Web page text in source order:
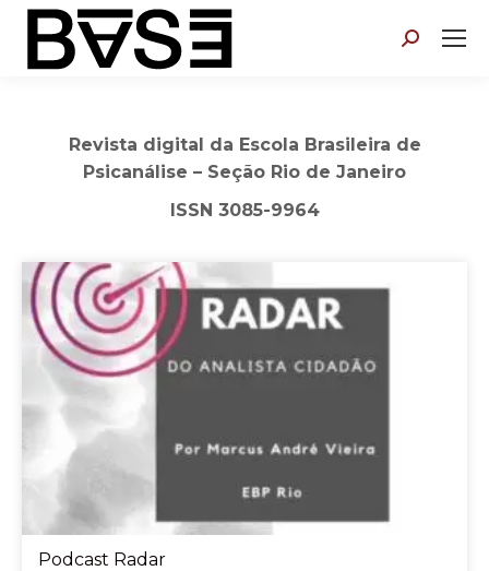
Search:
Revista digital da Escola Brasileira de
Psicanálise – Seção Rio de Janeiro
ISSN 3085-9964
Podcast Radar